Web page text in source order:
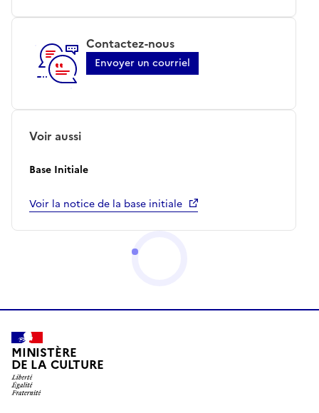
Contactez-nous
Envoyer un courriel
Voir aussi
Base Initiale
Voir la notice de la base initiale
MINISTÈRE
DE LA CULTURE